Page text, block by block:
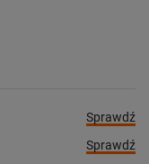
Sprawdź
Sprawdź